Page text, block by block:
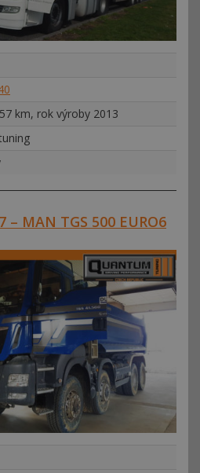
km, rok výroby 2013
– MAN TGS 500 EURO6